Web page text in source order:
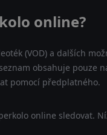
online?
(VOD) a dalších
obsahuje pouze
pomocí předplatného.
online sledovat.